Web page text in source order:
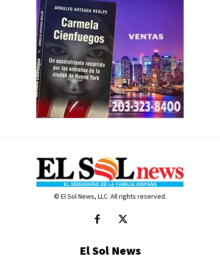
© El Sol News, LLC. All rights reserved.
El Sol News